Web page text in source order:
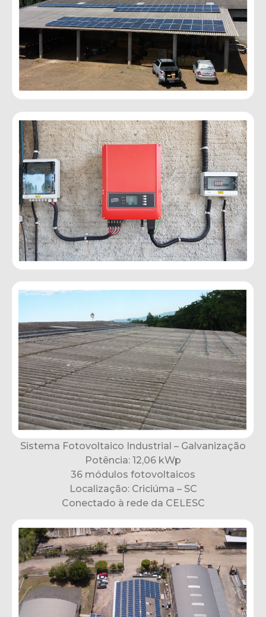
Sistema Fotovoltaico Industrial – Galvanização
Potência: 12,06 kWp
36 módulos fotovoltaicos
Localização: Criciúma – SC
Conectado à rede da CELESC